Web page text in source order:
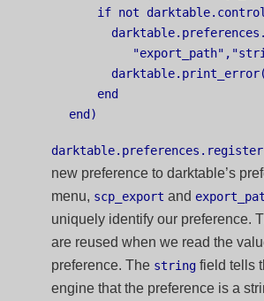
if not
    end
darktable.preferences.register
new preference to darktable’s
menu, scp_export and
uniquely identify our preference.
are reused when we read the
preference. The string field tells
engine that the preference is a